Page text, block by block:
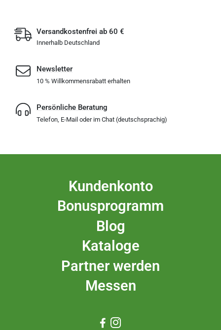
Versandkostenfrei ab 60 €
Innerhalb Deutschland
Newsletter
10 % Willkommensrabatt erhalten
Persönliche Beratung
Telefon, E-Mail oder im Chat (deutschsprachig)
Kundenkonto
Bonusprogramm
Blog
Kataloge
Partner werden
Messen
 